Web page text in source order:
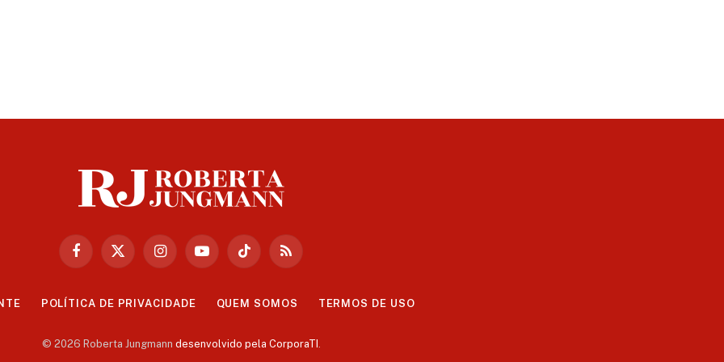
Facebook
X
InstagramYouTubeTikTok RSS
POLÍTICA DE PRIVACIDADE QUEM SOMOS TERMOS DE USO
© 2026 Roberta Jungmann desenvolvido pela CorporaTI .